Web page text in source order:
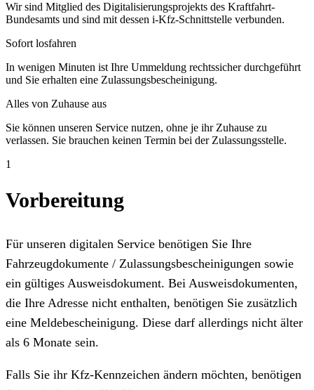
Wir sind Mitglied des Digitalisierungsprojekts des Kraftfahrt-
Bundesamts und sind mit dessen i-Kfz-Schnittstelle verbunden.
Sofort losfahren
In wenigen Minuten ist Ihre Ummeldung rechtssicher durchgeführt
und Sie erhalten eine Zulassungsbescheinigung.
Alles von Zuhause aus
Sie können unseren Service nutzen, ohne je ihr Zuhause zu
verlassen. Sie brauchen keinen Termin bei der Zulassungsstelle.
1
Vorbereitung
Für unseren digitalen Service benötigen Sie Ihre
Fahrzeugdokumente / Zulassungsbescheinigungen sowie
ein gültiges Ausweisdokument. Bei Ausweisdokumenten,
die Ihre Adresse nicht enthalten, benötigen Sie zusätzlich
eine Meldebescheinigung. Diese darf allerdings nicht älter
als 6 Monate sein.
Falls Sie ihr Kfz-Kennzeichen ändern möchten, benötigen